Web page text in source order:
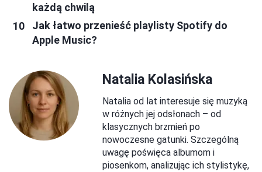
każdą chwilą
Jak łatwo przenieść playlisty Spotify do
Apple Music?
Natalia Kolasińska
Natalia od lat interesuje się muzyką
w różnych jej odsłonach – od
klasycznych brzmień po
nowoczesne gatunki. Szczególną
uwagę poświęca albumom i
piosenkom, analizując ich stylistykę,